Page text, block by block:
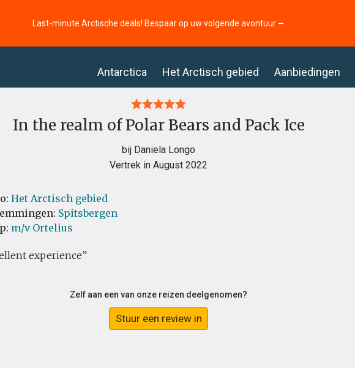
Last-minute Arctische deals! Bespaar op uw volgende avontuur ⭢
Antarctica Het Arctisch gebied Aanbiedingen
In the realm of Polar Bears and Pack Ice
bij Daniela Longo
Vertrek in August 2022
Het Arctisch gebied
Spitsbergen
m/v Ortelius
experience
Zelf aan een van onze reizen deelgenomen?
Stuur een review in